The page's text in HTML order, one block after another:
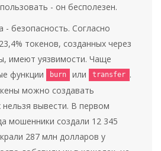
- он бесполезен.
безопасность. Согласно
токенов, созданных через
имеют уязвимости. Чаще
функции
burn или transfer .
можно создавать
нельзя вывести. В первом
мошенники создали 12 345
287 млн долларов у